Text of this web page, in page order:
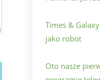
Times &
jako robot
Oto nasze